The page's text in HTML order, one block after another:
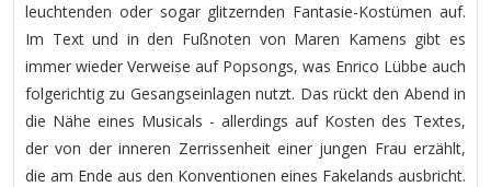
leuchtenden oder sogar glitzernden Fantasie-Kostümen auf.
Im Text und in den Fußnoten von Maren Kamens gibt es
immer wieder Verweise auf Popsongs, was Enrico Lübbe auch
folgerichtig zu Gesangseinlagen nutzt. Das rückt den Abend in
die Nähe eines Musicals - allerdings auf Kosten des Textes,
der von der inneren Zerrissenheit einer jungen Frau erzählt,
die am Ende aus den Konventionen eines Fakelands ausbricht.